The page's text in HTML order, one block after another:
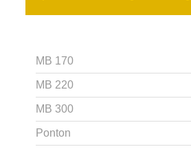
MB 170
MB 220
MB 300
Ponton